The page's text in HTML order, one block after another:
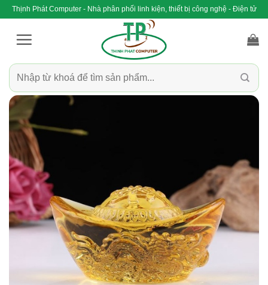
qua
Thịnh Phát Computer - Nhà phân phối linh kiện, thiết bị công nghệ - Điện tử
Tìm
kiếm: